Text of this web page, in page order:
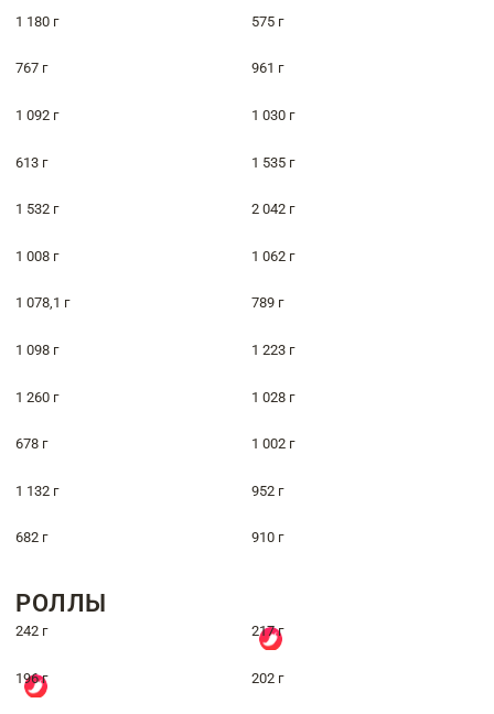
1 180 г 575 г
767 г 961 г
1 092 г 1 030 г
613 г 1 535 г
1 532 г 2 042 г
1 008 г 1 062 г
1 078,1 г 789 г
1 098 г 1 223 г
1 260 г 1 028 г
678 г 1 002 г
1 132 г 952 г
682 г 910 г
РОЛЛЫ
242 г 217 г
196 г 202 г